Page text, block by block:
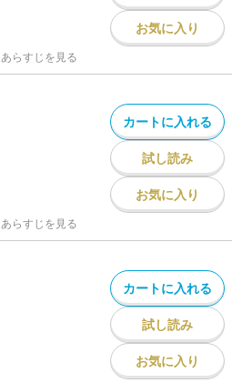
お気に入り
あらすじを見る
カートに入れる
試し読み
お気に入り
あらすじを見る
カートに入れる
試し読み
お気に入り